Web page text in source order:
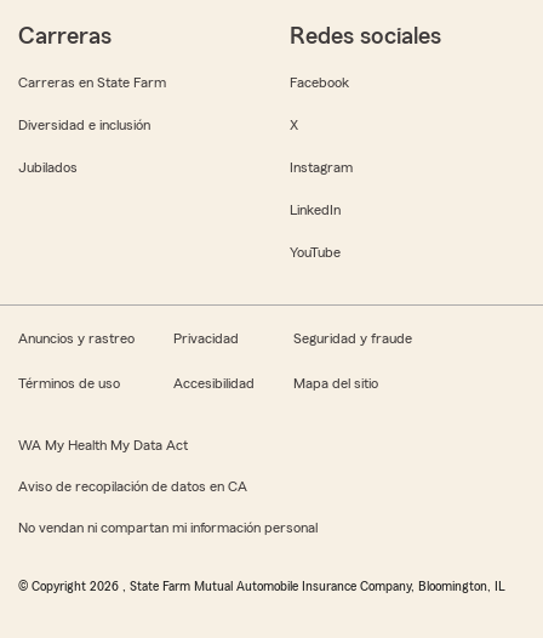
Carreras
Carreras en State Farm
Diversidad e inclusión
Jubilados
Redes sociales
Facebook
X
Instagram
LinkedIn
YouTube
Anuncios y rastreo Privacidad Seguridad y fraude
Términos de uso Accesibilidad Mapa del sitio
WA My Health My Data Act
Aviso de recopilación de datos en CA
No vendan ni compartan mi información personal
© Copyright 2026 , State Farm Mutual Automobile Insurance Company, Bloomington, IL